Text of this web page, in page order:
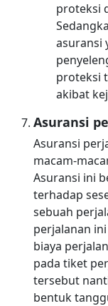
proteksi
asuransi
proteksi
akibat
Asuransi
Asuransi
macam-
Asuransi ini
terhadap
sebuah
perjalanan
biaya
pada tiket
tersebut
bentuk